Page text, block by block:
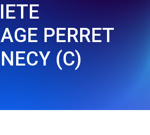
PERRET
(C)